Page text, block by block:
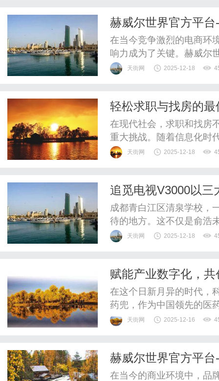
承、交叉滚子轴承、圆柱
赫威尔世界官方平
与品牌宣传的理想选
在当今竞争激烈的电商环
响力成为了关键。赫威尔
商家产品推广与品牌宣传
业的优质商家，产品种类
天街网 2025-12-18
轻松求职与找房的
在现代社会，求职和找房
重大挑战。随着信息化时
工具。在这方面，"【中
论是应届毕业生还是在职
天街网 2025-12-18
追觅电视V3000以三
之光
成都青白江区清泉学校，
待的地方。这不仅是俞浩
更是政社校企协同落实科
子们来说，长时间盯着屏
天街网 2025-12-18
赋能产业数字化，
在这个日新月异的时代，
药兜，作为中国领先的医
持续发展、创新技术为核
打造自有品牌产品矩阵，
天街网 2025-12-16
赫威尔世界官方平
品牌宣传
在当今的商业环境中，品